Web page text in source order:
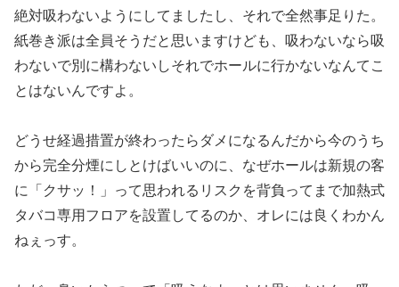
絶対吸わないようにしてましたし、それで全然事足りた。
紙巻き派は全員そ うだと思いますけども、吸わないなら吸
わないで別に構わないしそれでホールに行かないなんてこ
とはないんですよ。
どうせ経過措置が終わったらダメになるんだから今のうち
から完全分煙にしとけばいいのに、なぜホールは新規の客
に「クサッ！」って思われるリスクを背負ってまで加熱式
タバコ専用フロアを設置してるのか、オレには良くわかん
ねぇっす。